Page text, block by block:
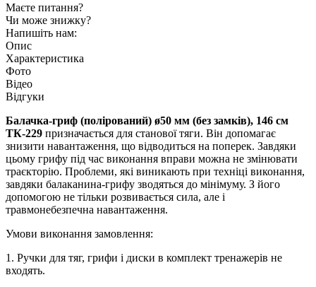
Маєте питання?
Чи може знижку?
Напишіть нам:
Опис
Характеристика
Фото
Відео
Відгуки
Балачка-гриф (полірований) ø50 мм (без замків), 146 см
ТК-229 призначається для станової тяги. Він допомагає
знизити навантаження, що відводиться на поперек. Завдяки
цьому грифу під час виконання вправи можна не змінювати
траєкторію. Проблеми, які виникають при техніці виконання,
завдяки балаканина-грифу зводяться до мінімуму. З його
допомогою не тільки розвивається сила, але і
травмонебезпечна навантаження.
Умови виконання замовлення:
1. Ручки для тяг, грифи і диски в комплект тренажерів не
входять.